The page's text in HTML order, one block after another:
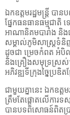
ឯកឧត្តមរដ្ឋមន្ត្រី បា
ផ្នែកធនធានធម្មជាតិ
អាណានិគមបារាំង
សម្គាល់ភូមិសាស្រ្តទំនិ
ដូចជា ម្រេចកំពត អំបិ
និងគ្រឿងសមុទ្រស្រស់ៗ
អភិវឌ្ឍទីក្រុងច្នៃប្រឌិតផ្
ជាមួយគ្នានេះ ឯកឧត្
ត្រឹមតែផ្តោតលើការទ
បានបទពិសោធន៍ពិតប្រ